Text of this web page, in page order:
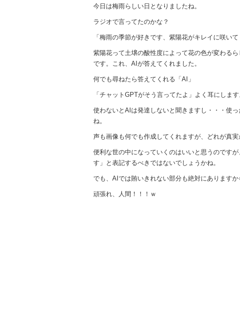
今日は梅雨らしい日となりましたね。
ラジオで言ってたのかな？
「梅雨の季節が好きです、紫陽花がキレイに咲いて
紫陽花って土壌の酸性度によって花の色が変わる
です。これ、AIが答えてくれました。
何でも尋ねたら答えてくれる「AI」
「チャットGPTがそう言ってたよ」よく耳にします
使わないとAIは発達しないと聞きますし・・・使
ね。
声も画像も何でも作成してくれますが、どれが真
便利な世の中になっていくのはいいと思うのです
す」と表記するべきではないでしょうかね。
でも、AIでは賄いきれない部分も絶対にありますか
頑張れ、人間！！！ｗ